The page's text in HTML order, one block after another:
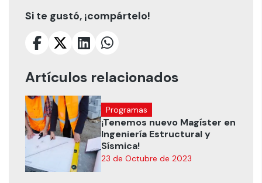
Si te gustó, ¡compártelo!
Artículos relacionados
Programas
¡Tenemos nuevo Magíster en
Ingeniería Estructural y
Sísmica!
23 de Octubre de 2023